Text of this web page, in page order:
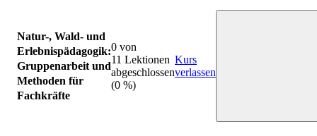
Natur-, Wald- und
Erlebnispädagogik:
Gruppenarbeit und
Methoden für
Fachkräfte
0 von
11 Lektionen
abgeschlossen
(0 %)
Kurs
verlassen